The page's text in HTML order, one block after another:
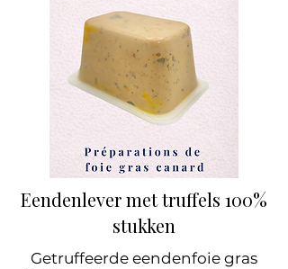
Eendenlever met truffels 100%
stukken
Getruffeerde eendenfoie gras